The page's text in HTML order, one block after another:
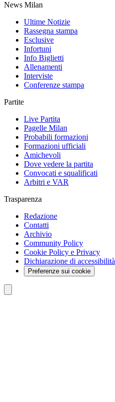
News Milan
Ultime Notizie
Rassegna stampa
Esclusive
Infortuni
Info Biglietti
Allenamenti
Interviste
Conferenze stampa
Partite
Live Partita
Pagelle Milan
Probabili formazioni
Formazioni ufficiali
Amichevoli
Dove vedere la partita
Convocati e squalificati
Arbitri e VAR
Trasparenza
Redazione
Contatti
Archivio
Community Policy
Cookie Policy e Privacy
Dichiarazione di accessibilità
Preferenze sui cookie